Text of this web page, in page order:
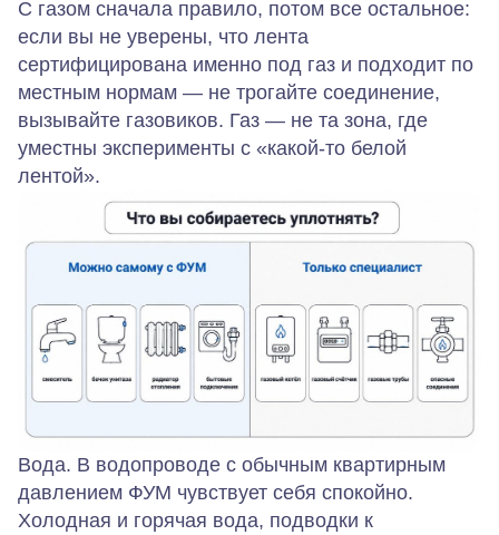
С газом сначала правило, потом все остальное:
если вы не уверены, что лента
сертифицирована именно под газ и подходит по
местным нормам — не трогайте соединение,
вызывайте газовиков. Газ — не та зона, где
уместны эксперименты с «какой-то белой
лентой».
Вода. В водопроводе с обычным квартирным
давлением ФУМ чувствует себя спокойно.
Холодная и горячая вода, подводки к